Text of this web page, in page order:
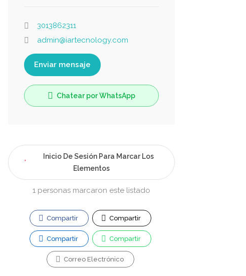
3013862311
admin@iartecnology.com
Enviar mensaje
Chatear por WhatsApp
Inicio De Sesión Para Marcar Los
Elementos
1 personas marcaron este listado
Compartir Compartir
Compartir Compartir
Correo Electrónico